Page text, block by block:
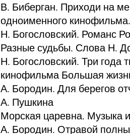
В. Биберган. Приходи на
одноименного
Н. Богословский. Романс
Разные судьбы. Слова Н.
Н. Богословский. Три года
кинофильма Большая
А. Бородин. Для берегов
А. Пушкина
Морская царевна. Музыка
А. Бородин. Отравой